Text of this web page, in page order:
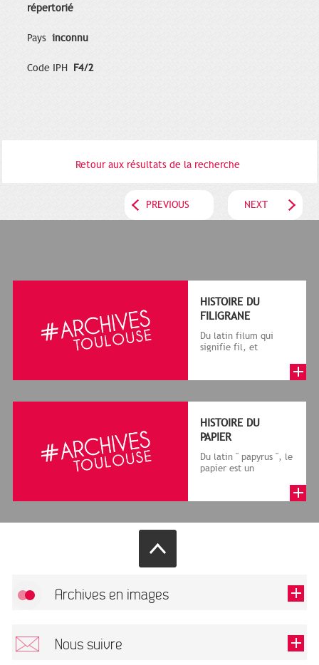
répertorié
Pays inconnu
Code IPH F4/2
Retour aux résultats de la recherche
PREVIOUS NEXT
HISTOIRE DU
FILIGRANE
Du latin filum qui
signifie fil, et
le cadre de la f...
HISTOIRE DU
PAPIER
Du latin " papyrus ", le
papier est un
végétales réduite...
Archives en images
Nous suivre